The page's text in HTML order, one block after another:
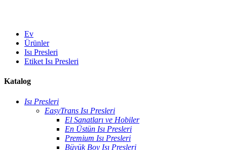
Ev
Ürünler
Isı Presleri
Etiket Isı Presleri
Katalog
Isı Presleri
EasyTrans Isı Presleri
El Sanatları ve Hobiler
En Üstün Isı Presleri
Premium Isı Presleri
Büyük Boy Isı Presleri